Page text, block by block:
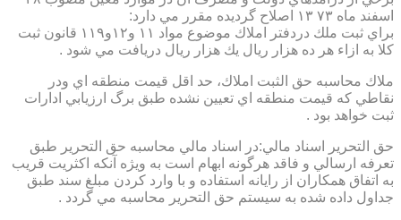
اسفند ماه ۷۳ ۱۳ اصلاح گرديده مقرر مي دارد:
براي ثبت ملك دردفتر املاك موضوع مواد ۱۱ و۱۲و۱۱۹ قانون ثبت
كلا به ازاء هر ده هزار ريال يك هزار ريال دريافت مي شود .
ملاك محاسبه حق الثبت املاك، حد اقل قيمت منطقه اي ودر
نقاطي كه قيمت منطقه اي تعيين نشده طبق برگ ارزيابي ادارات
ثبت خواهد بود .
حق التحرير اسناد مالي:در اسناد مالي محاسبه حق التحرير طبق
تعرفه ارسالي و فاقد هرگونه ابهام است به ويژه آنكه اكثريت قريب
به اتفاق همكاران از رايانه استفاده و با وارد كردن مبلغ سند طبق
جداول داده شده به سيستم حق التحرير محاسبه مي گردد .